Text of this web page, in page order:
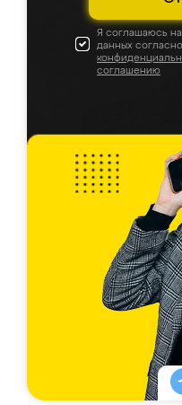
Я соглашаюсь
данных согласно
соглашению